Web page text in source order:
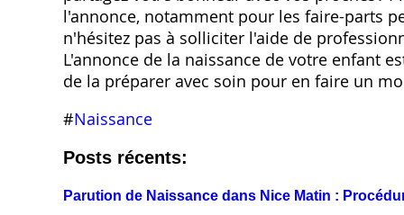
l'annonce, notamment pour les faire-parts
n'hésitez pas à solliciter l'aide de
L'annonce de la naissance de votre enfant
de la préparer avec soin pour en faire un
#Naissance
Posts récents:
Parution de Naissance dans Nice Matin :